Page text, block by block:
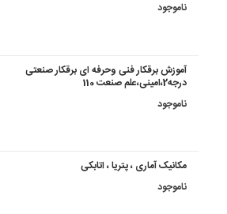
ناموجود
آموزش برقکار فنی وحرفه ای برقکار صنعتی
درجه2،امینی،علم صنعت 110
ناموجود
مکانیک آماری ، پتریا ، اتابکی
ناموجود